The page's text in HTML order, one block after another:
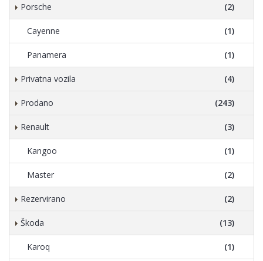
Porsche (2)
Cayenne (1)
Panamera (1)
Privatna vozila (4)
Prodano (243)
Renault (3)
Kangoo (1)
Master (2)
Rezervirano (2)
Škoda (13)
Karoq (1)